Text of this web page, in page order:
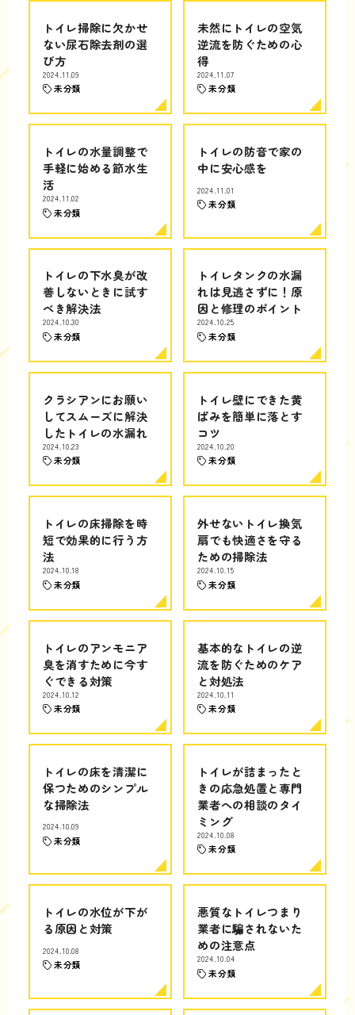
トイレ掃除に欠かせ
ない尿石除去剤の選
び方
2024.11.09
未分類
未然にトイレの空気
逆流を防ぐための心
得
2024.11.07
未分類
トイレの水量調整で
手軽に始める節水生
活
2024.11.02
未分類
トイレの防音で家の
中に安心感を
2024.11.01
未分類
トイレの下水臭が改
善しないときに試す
べき解決法
2024.10.30
未分類
トイレタンクの水漏
れは見逃さずに！原
因と修理のポイント
2024.10.25
未分類
クラシアンにお願い
してスムーズに解決
したトイレの水漏れ
2024.10.23
未分類
トイレ壁にできた黄
ばみを簡単に落とす
コツ
2024.10.20
未分類
トイレの床掃除を時
短で効果的に行う方
法
2024.10.18
未分類
外せないトイレ換気
扇でも快適さを守る
ための掃除法
2024.10.15
未分類
トイレのアンモニア
臭を消すために今す
ぐできる対策
2024.10.12
未分類
基本的なトイレの逆
流を防ぐためのケア
と対処法
2024.10.11
未分類
トイレの床を清潔に
保つためのシンプル
な掃除法
2024.10.09
未分類
トイレが詰まったと
きの応急処置と専門
業者への相談のタイ
ミング
2024.10.08
未分類
トイレの水位が下が
る原因と対策
2024.10.08
未分類
悪質なトイレつまり
業者に騙されないた
めの注意点
2024.10.04
未分類